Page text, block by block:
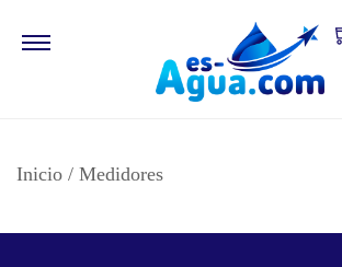
Inicio / Medidores